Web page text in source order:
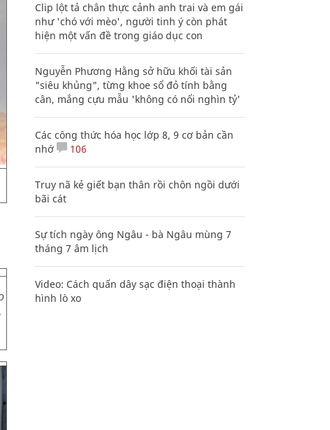
Clip lột tả chân thực cảnh anh trai và em gái
như 'chó với mèo', người tinh ý còn phát
hiện một vấn đề trong giáo dục con
Nguyễn Phương Hằng sở hữu khối tài sản
"siêu khủng", từng khoe sổ đỏ tính bằng
cân, mắng cựu mẫu 'không có nổi nghìn tỷ'
Các công thức hóa học lớp 8, 9 cơ bản cần
nhớ
106
Truy nã kẻ giết bạn thân rồi chôn ngồi dưới
bãi cát
Sự tích ngày ông Ngâu - bà Ngâu mùng 7
tháng 7 âm lịch
Video: Cách quấn dây sạc điện thoại thành
hình lò xo